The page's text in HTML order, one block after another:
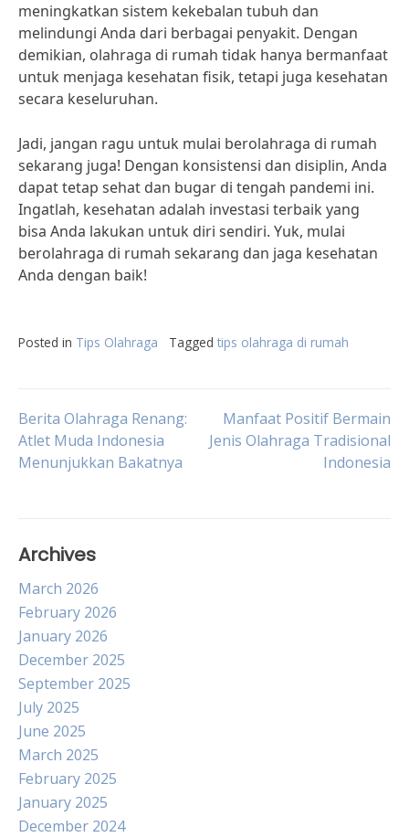
meningkatkan sistem kekebalan tubuh dan
melindungi Anda dari berbagai penyakit. Dengan
demikian, olahraga di rumah tidak hanya bermanfaat
untuk menjaga kesehatan fisik, tetapi juga kesehatan
secara keseluruhan.
Jadi, jangan ragu untuk mulai berolahraga di rumah
sekarang juga! Dengan konsistensi dan disiplin, Anda
dapat tetap sehat dan bugar di tengah pandemi ini.
Ingatlah, kesehatan adalah investasi terbaik yang
bisa Anda lakukan untuk diri sendiri. Yuk, mulai
berolahraga di rumah sekarang dan jaga kesehatan
Anda dengan baik!
Posted in Tips Olahraga Tagged tips olahraga di rumah
Post
navigation
Berita Olahraga Renang:
Atlet Muda Indonesia
Menunjukkan Bakatnya
Manfaat Positif Bermain
Jenis Olahraga Tradisional
Indonesia
Archives
March 2026
February 2026
January 2026
December 2025
September 2025
July 2025
June 2025
March 2025
February 2025
January 2025
December 2024